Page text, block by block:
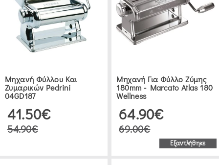
Μηχανή Φύλλου Και
Ζυμαρικών Pedrini
04GD187
41.50€
54.90€
Μηχανή Για Φύλλο Ζύμης
180mm - Marcato Atlas 180
Wellness
64.90€
69.00€
Εξαντλήθηκε
ΜΠΙΣΚΟΤΟΜΗΧΑΝΈΣ
ΜΗΧΑΝΉ
ΦΎΛΛΟΥ
(1)